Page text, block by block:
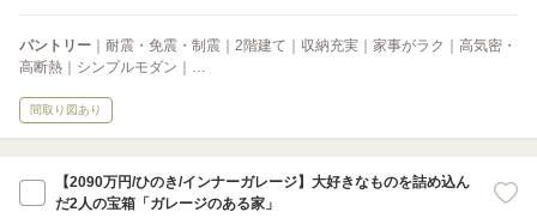
パントリー ｜耐震・免震・制震｜2階建て｜収納充実｜家事がラク｜高気密・
高断熱｜シンプルモダン｜…
間取り図あり
【2090万円/ひのき/インナーガレージ】大好きなものを詰め込ん
だ2人の宝箱「ガレージのある家」